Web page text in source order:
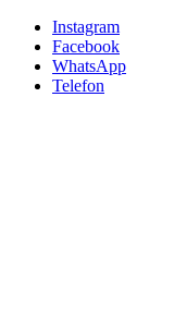
Instagram
Facebook
WhatsApp
Telefon